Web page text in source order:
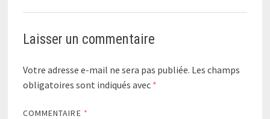
Laisser un commentaire
Votre adresse e-mail ne sera pas publiée. Les champs
obligatoires sont indiqués avec *
COMMENTAIRE *